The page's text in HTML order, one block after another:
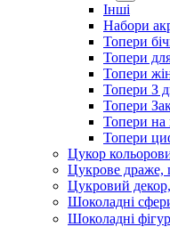
Інші
Набори
Топери
Топери
Топери
Топери З
Топери
Топери на
Топери
Цукор
Цукрове драже,
Цукровий
Шоколадні
Шоколадні